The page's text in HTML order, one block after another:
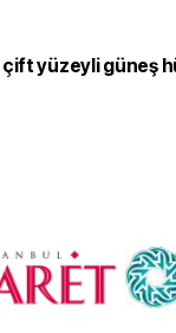
yüzeyli güneş